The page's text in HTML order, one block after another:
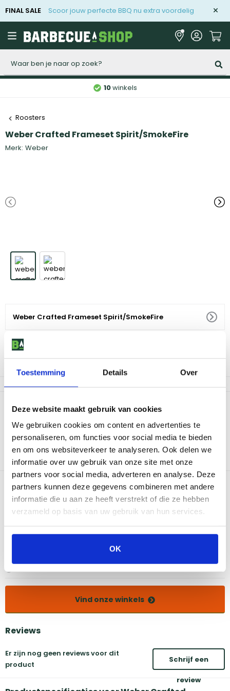
Toestemming Details Over
Deze website maakt gebruik van cookies
We gebruiken cookies om content en advertenties te
personaliseren, om functies voor social media te bieden
en om ons websiteverkeer te analyseren. Ook delen we
informatie over uw gebruik van onze site met onze
partners voor social media, adverteren en analyse. Deze
partners kunnen deze gegevens combineren met andere
informatie die u aan ze heeft verstrekt of die ze hebben
verzameld op basis van uw gebruik van hun services.
OK
FINAL SALE Scoor jouw perfecte BBQ nu extra voordelig
10winkels
Roosters
Weber Crafted Frameset Spirit/SmokeFire
Merk: Weber
Weber Crafted Frameset Spirit/SmokeFire
79,99
Productomschrijving
Breng je keuken naar buiten en creëer gerechten die je nooit
voor mogelijk had gehouden met je barbecue dankzij het WEBER
CRAFTED Gourmet BBQ System. Vervang het grillrooster aan de
rechterkant door het WEBER CRAFTED-frame en ontdek een
wereld aan nieuwe grillmogelijkheden.
Bekijk dit product in onze winkels
Breda
Groningen
Vind onze winkels
Reviews
Er zijn nog geen reviews voor dit
product
Schrijf een
review